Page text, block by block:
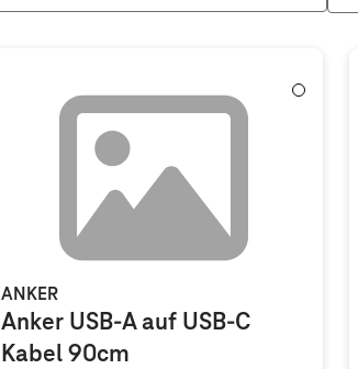
Weiß
ANKER
Anker USB-A auf USB-C
Kabel 90cm